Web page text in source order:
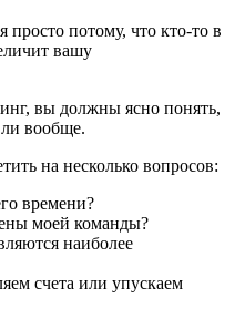
просто потому, что кто-то в
вашу
вы должны ясно понять,
вообще.
на несколько вопросов:
времени?
моей команды?
наиболее
счета или упускаем